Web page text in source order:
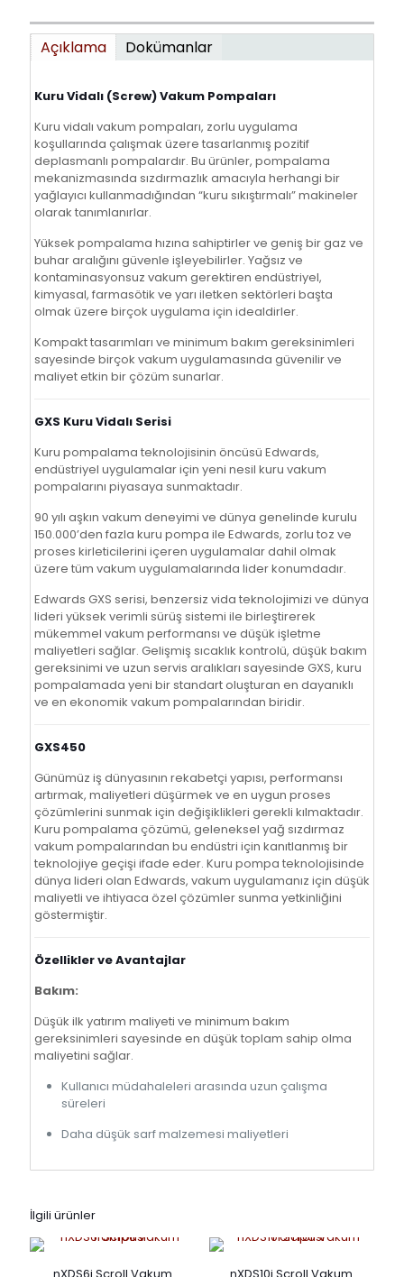
Açıklama Dokümanlar
Kuru Vidalı (Screw) Vakum Pompaları
Kuru vidalı vakum pompaları, zorlu uygulama
koşullarında çalışmak üzere tasarlanmış pozitif
deplasmanlı pompalardır. Bu ürünler, pompalama
mekanizmasında sızdırmazlık amacıyla herhangi bir
yağlayıcı kullanmadığından “kuru sıkıştırmalı” makineler
olarak tanımlanırlar.
Yüksek pompalama hızına sahiptirler ve geniş bir gaz ve
buhar aralığını güvenle işleyebilirler. Yağsız ve
kontaminasyonsuz vakum gerektiren endüstriyel,
kimyasal, farmasötik ve yarı iletken sektörleri başta
olmak üzere birçok uygulama için idealdirler.
Kompakt tasarımları ve minimum bakım gereksinimleri
sayesinde birçok vakum uygulamasında güvenilir ve
maliyet etkin bir çözüm sunarlar.
GXS Kuru Vidalı Serisi
Kuru pompalama teknolojisinin öncüsü Edwards,
endüstriyel uygulamalar için yeni nesil kuru vakum
pompalarını piyasaya sunmaktadır.
90 yılı aşkın vakum deneyimi ve dünya genelinde kurulu
150.000’den fazla kuru pompa ile Edwards, zorlu toz ve
proses kirleticilerini içeren uygulamalar dahil olmak
üzere tüm vakum uygulamalarında lider konumdadır.
Edwards GXS serisi, benzersiz vida teknolojimizi ve dünya
lideri yüksek verimli sürüş sistemi ile birleştirerek
mükemmel vakum performansı ve düşük işletme
maliyetleri sağlar. Gelişmiş sıcaklık kontrolü, düşük bakım
gereksinimi ve uzun servis aralıkları sayesinde GXS, kuru
pompalamada yeni bir standart oluşturan en dayanıklı
ve en ekonomik vakum pompalarından biridir.
GXS450
Günümüz iş dünyasının rekabetçi yapısı, performansı
artırmak, maliyetleri düşürmek ve en uygun proses
çözümlerini sunmak için değişiklikleri gerekli kılmaktadır.
Kuru pompalama çözümü, geleneksel yağ sızdırmaz
vakum pompalarından bu endüstri için kanıtlanmış bir
teknolojiye geçişi ifade eder. Kuru pompa teknolojisinde
dünya lideri olan Edwards, vakum uygulamanız için düşük
maliyetli ve ihtiyaca özel çözümler sunma yetkinliğini
göstermiştir.
Özellikler ve Avantajlar
Bakım:
Düşük ilk yatırım maliyeti ve minimum bakım
gereksinimleri sayesinde en düşük toplam sahip olma
maliyetini sağlar.
Kullanıcı müdahaleleri arasında uzun çalışma
süreleri
Daha düşük sarf malzemesi maliyetleri
İlgili ürünler